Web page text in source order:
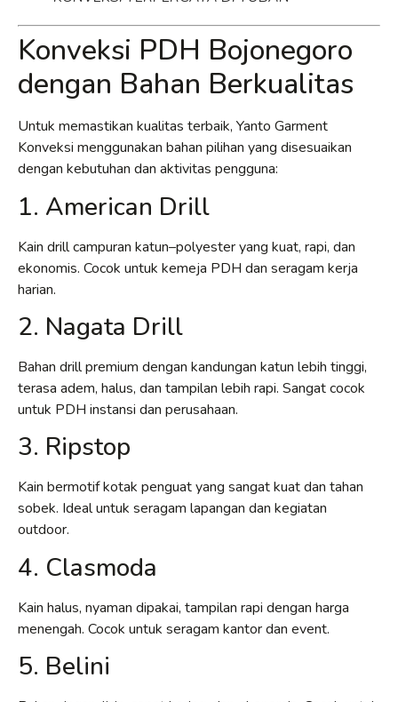
Konveksi PDH Bojonegoro
dengan Bahan Berkualitas
Untuk memastikan kualitas terbaik, Yanto Garment
Konveksi menggunakan bahan pilihan yang disesuaikan
dengan kebutuhan dan aktivitas pengguna:
1. American Drill
Kain drill campuran katun–polyester yang kuat, rapi, dan
ekonomis. Cocok untuk kemeja PDH dan seragam kerja
harian.
2. Nagata Drill
Bahan drill premium dengan kandungan katun lebih tinggi,
terasa adem, halus, dan tampilan lebih rapi. Sangat cocok
untuk PDH instansi dan perusahaan.
3. Ripstop
Kain bermotif kotak penguat yang sangat kuat dan tahan
sobek. Ideal untuk seragam lapangan dan kegiatan
outdoor.
4. Clasmoda
Kain halus, nyaman dipakai, tampilan rapi dengan harga
menengah. Cocok untuk seragam kantor dan event.
5. Belini